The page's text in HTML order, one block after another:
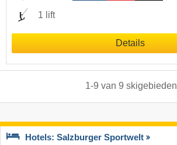
1 lift
Details
1-9 van 9 skigebieden
Hotels: Salzburger Sportwelt